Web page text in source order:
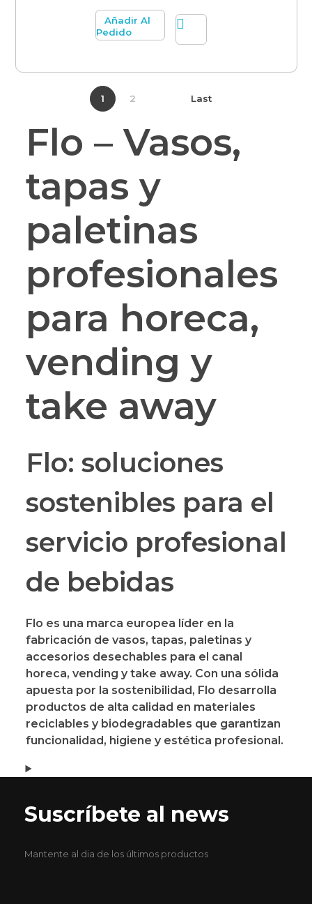
Añadir Al
Pedido
1 2 Last
Flo – Vasos,
tapas y
paletinas
profesionales
para horeca,
vending y
take away
Flo: soluciones
sostenibles para el
servicio profesional
de bebidas
Flo es una marca europea líder en la
fabricación de vasos, tapas, paletinas y
accesorios desechables para el canal
horeca, vending y take away. Con una sólida
apuesta por la sostenibilidad, Flo desarrolla
productos de alta calidad en materiales
reciclables y biodegradables que garantizan
funcionalidad, higiene y estética profesional.
Suscríbete al news
Mantente al dia de los últimos productos